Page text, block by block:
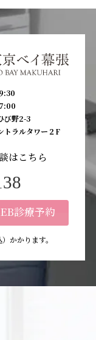
び野2-3
トラルタワー２F
はこちら
診療予約
かかります。